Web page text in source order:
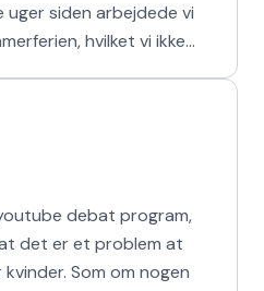
hvilket vi ikke
debat program,
det er et problem at
Som om nogen